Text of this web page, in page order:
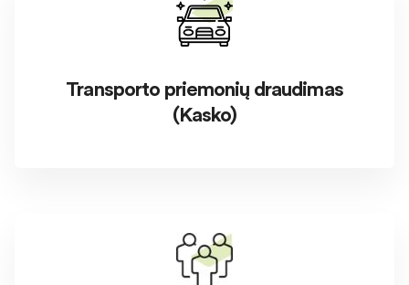
Transporto priemonių draudimas
(Kasko)